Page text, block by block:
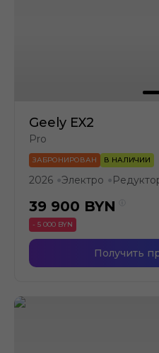
Geely EX2
Pro
ЗАБРОНИРОВАН В НАЛИЧИИ
2026 ●Электро ●
39 900 BYN
- 5 000 BYN
Получить